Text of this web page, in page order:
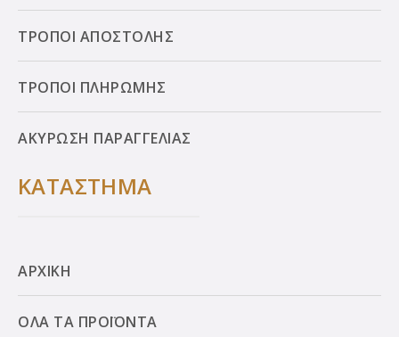
ΤΡΟΠΟΙ ΑΠΟΣΤΟΛΗΣ
ΤΡΟΠΟΙ ΠΛΗΡΩΜΗΣ
ΑΚΥΡΩΣΗ ΠΑΡΑΓΓΕΛΙΑΣ
ΚΑΤΑΣΤΗΜΑ
ΑΡΧΙΚΗ
ΟΛΑ ΤΑ ΠΡΟΪΟΝΤΑ